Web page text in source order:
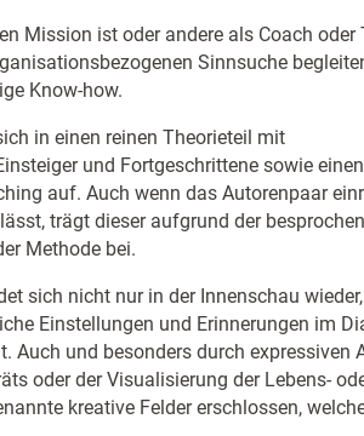
Mission ist oder andere als Coach oder
Sinnsuche
Know-how.
in einen reinen Theorieteil mit
und Fortgeschrittene sowie einen
auf. Auch wenn das Autorenpaar
trägt dieser aufgrund der
Methode bei.
sich nicht nur in der Innenschau
Einstellungen und Erinnerungen im
Auch und besonders durch expressiven
oder der Visualisierung der Lebens-
kreative Felder erschlossen,